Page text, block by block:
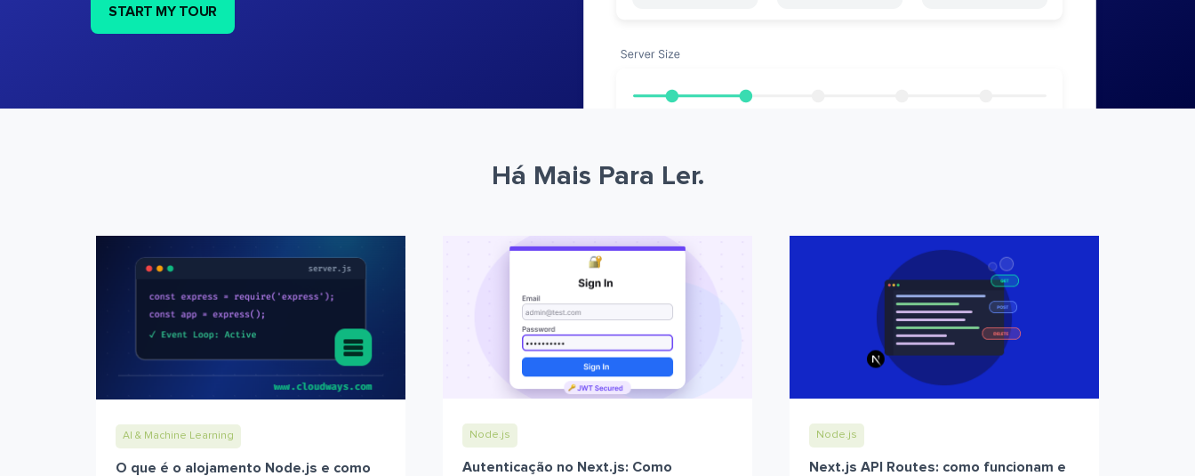
START MY TOUR
Há Mais Para Ler.
AI & Machine Learning
O que é o alojamento Node.js e como
Node.js
Autenticação no Next.js: Como
Node.js
Next.js API Routes: como funcionam e